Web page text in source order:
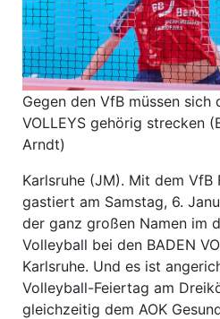
Gegen den VfB müssen sich
VOLLEYS gehörig strecken
Arndt)
Karlsruhe (JM). Mit dem VfB
gastiert am Samstag, 6.
der ganz großen Namen im
Volleyball bei den BADEN
Karlsruhe. Und es ist
Volleyball-Feiertag am
gleichzeitig dem AOK